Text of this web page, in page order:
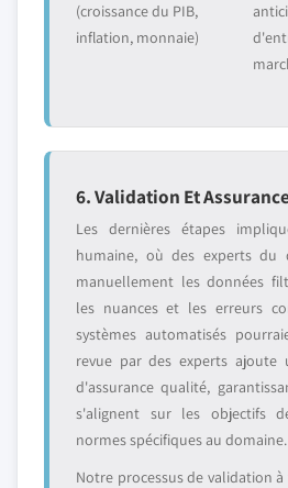
(croissance du PIB,
inflation, monnaie)
6. Validation Et
Les dernières étapes
humaine, où des experts du
manuellement les données
les nuances et les erreurs
systèmes automatisés
revue par des experts ajoute
d'assurance qualité,
s'alignent sur les objectifs
normes spécifiques au domaine.
Notre processus de validation